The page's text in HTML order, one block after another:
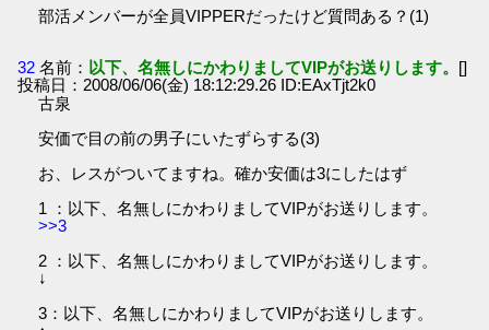
部活メンバーが全員VIPPERだったけど質問ある？(1)
32 名前： 以下、名無しにかわりましてVIPがお送りします。 []
投稿日：2008/06/06(金) 18:12:29.26 ID:EAxTjt2k0
古泉
安価で目の前の男子にいたずらする(3)
お、レスがついてますね。確か安価は3にしたはず
1 ：以下、名無しにかわりましてVIPがお送りします。
>>3
2 ：以下、名無しにかわりましてVIPがお送りします。
↓
3：以下、名無しにかわりましてVIPがお送りします。